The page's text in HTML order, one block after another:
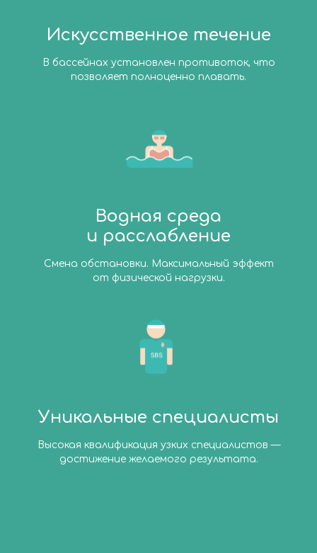
Искусственное течение
В бассейнах установлен противоток, что
позволяет полноценно плавать.
Водная среда
и расслабление
Смена обстановки. Максимальный эффект
от физической нагрузки.
Уникальные специалисты
Высокая квалификация узких специалистов —
достижение желаемого результата.